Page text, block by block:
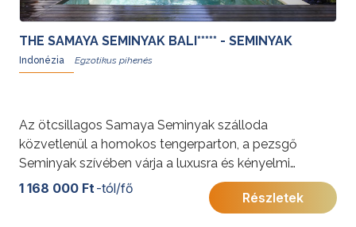
THE SAMAYA SEMINYAK BALI***** - SEMINYAK
Indonézia
Az ötcsillagos Samaya Seminyak szálloda
közvetlenül a homokos tengerparton, a pezsgő
Seminyak szívében várja a luxusra és kényelmi
szolgáltatásokra vágyó vendégeket.
1 168 000 Ft -tól/fő
Részletek